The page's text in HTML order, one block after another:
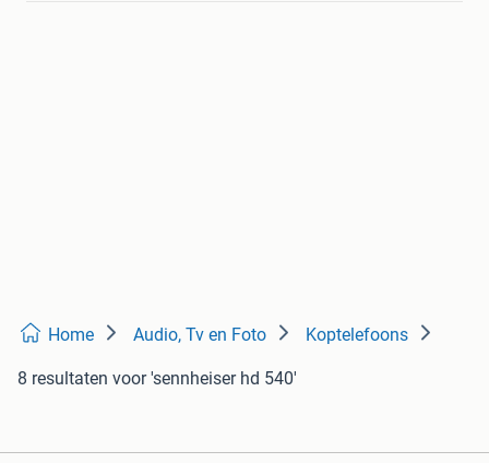
Home Audio, Tv en Foto Koptelefoons
8 resultaten voor 'sennheiser hd 540'